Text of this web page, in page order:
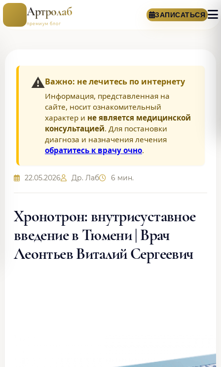
Артролаб
премиум блог
ЗАПИСАТЬСЯ
⚠️Важно: не лечитесь по интернету
Информация, представленная на
сайте, носит ознакомительный
характер и не является медицинской
консультацией. Для постановки
диагноза и назначения лечения
обратитесь к врачу очно.
22.05.2026 Др. Лаб 6 мин.
Хронотрон: внутрисуставное
введение в Тюмени | Врач
Леонтьев Виталий Сергеевич